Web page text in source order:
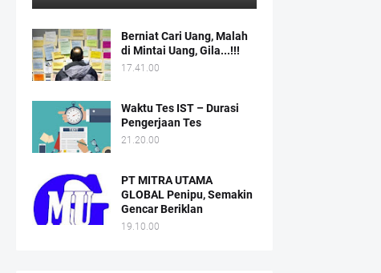
Berniat Cari Uang, Malah
di Mintai Uang, Gila...!!!
17.41.00
Waktu Tes IST – Durasi
Pengerjaan Tes
21.20.00
PT MITRA UTAMA
GLOBAL Penipu, Semakin
Gencar Beriklan
19.10.00